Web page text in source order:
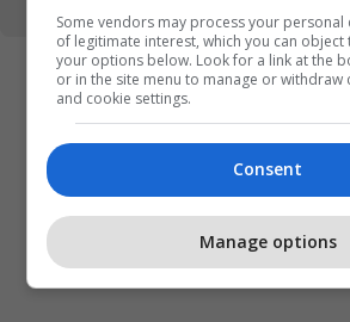
Some vendors may process your personal
of legitimate interest, which you can object
your options below. Look for a link at the
or in the site menu to manage or withdraw
and cookie settings.
Consent
Manage options